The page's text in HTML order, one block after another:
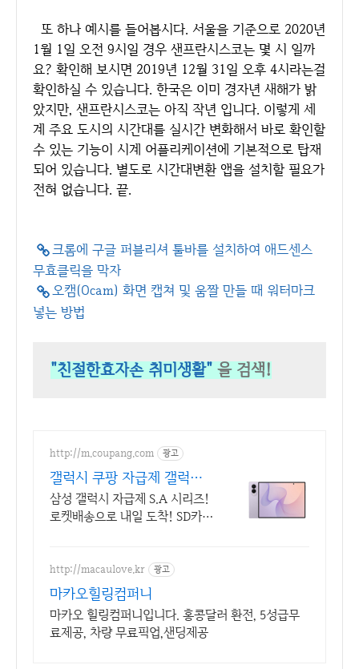
또 하나 예시를 들어봅시다. 서울을 기준으로 2020년
1월 1일 오전 9시일 경우 샌프란시스코는 몇 시 일까
요? 확인해 보시면 2019년 12월 31일 오후 4시라는걸
확인하실 수 있습니다. 한국은 이미 경자년 새해가 밝
았지만, 샌프란시스코는 아직 작년 입니다. 이렇게 세
계 주요 도시의 시간대를 실시간 변화해서 바로 확인할
수 있는 기능이 시계 어플리케이션에 기본적으로 탑재
되어 있습니다. 별도로 시간대변환 앱을 설치할 필요가
전혀 없습니다. 끝.
크롬에 구글 퍼블리셔 툴바를 설치하여 애드센스
무효클릭을 막자
오캠(Ocam) 화면 캡쳐 및 움짤 만들 때 워터마크
넣는 방법
"친절한효자손 취미생활" 을 검색!
http://m.coupang.com 광고
갤럭시 쿠팡 자급제 갤럭시
할인
삼성 갤럭시 자급제 S.A 시리즈!
로켓배송으로 내일 도착! SD카드
http://macaulove.kr 광고
마카오힐링컴퍼니
마카오 힐링컴퍼니입니다. 홍콩달러 환전, 5성급무
료제공, 차량 무료픽업,샌딩제공